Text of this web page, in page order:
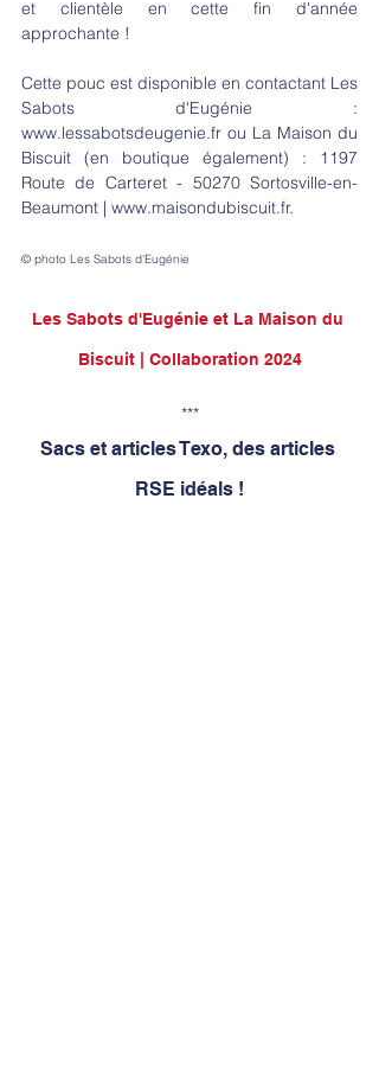
et clientèle en cette fin d'année
approchante !
Cette pouc est disponible en contactant Les
www.lessabotsdeugenie.fr ou La Maison du
Biscuit (en boutique également) : 1197
Route de Carteret - 50270 Sortosville-en-
Beaumont | www.maisondubiscuit.fr.
© photo Les Sabots d'Eugénie
Les Sabots d'Eugénie et La Maison du
Biscuit | Collaboration 2024
***
Sacs et articles Texo, des articles
RSE idéals !